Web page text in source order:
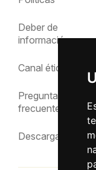
Deber de
información
Canal ético
Preguntas
frecuentes
Descargas